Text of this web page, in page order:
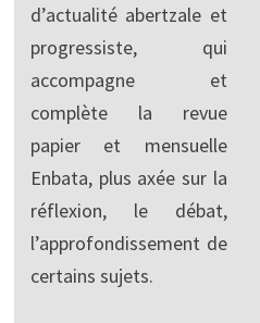
d’actualité abertzale et
progressiste, qui
accompagne et
complète la revue
papier et mensuelle
Enbata, plus axée sur la
réflexion, le débat,
l’approfondissement de
certains sujets.